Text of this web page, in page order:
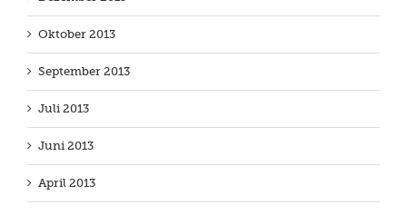
Oktober 2013
September 2013
Juli 2013
Juni 2013
April 2013